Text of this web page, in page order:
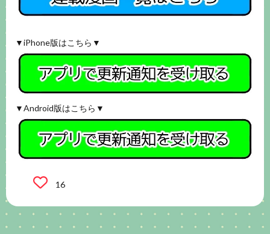
▼iPhone版はこちら▼
▼Android版はこちら▼
16